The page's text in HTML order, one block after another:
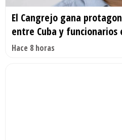
El Cangrejo gana
entre Cuba y funcionarios
Hace 8 horas